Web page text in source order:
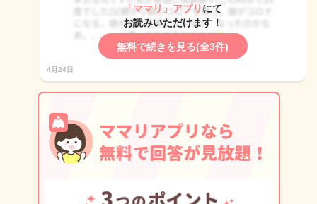
「ママリ」アプリ にて
お読みいただけます！
無料で続きを見る(全3件)
4月24日